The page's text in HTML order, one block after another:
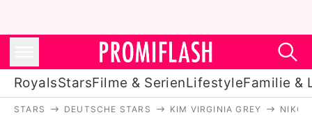
RoyalsStarsFilme & SerienLifestyleFamilie &
STARS DEUTSCHE STARS KIM VIRGINIA GREY